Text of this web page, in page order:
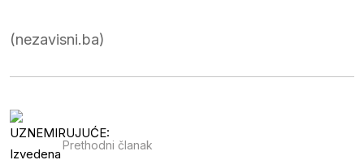
(nezavisni.ba)
Prethodni članak